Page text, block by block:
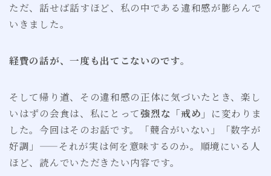
ただ、話せば話すほど、私の中である違和感が膨らんで
いきました。
経費の話が、一度も出てこないのです。
そして帰り道、その違和感の正体に気づいたとき、楽し
いはずの会食は、私にとって強烈な「戒め」 に変わりま
した。今回はそのお話です。「競合がいない」「数字が
好調」——それが実は何を意味するのか。順境にいる人
ほど、読んでいただきたい内容です。